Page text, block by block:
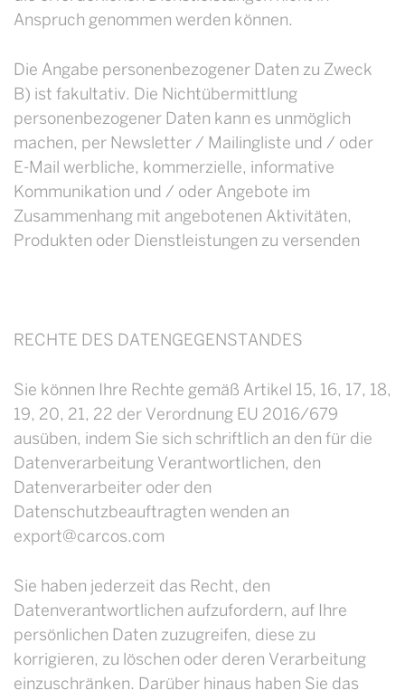
Anspruch genommen werden können.
Die Angabe personenbezogener Daten zu Zweck
B) ist fakultativ. Die Nichtübermittlung
personenbezogener Daten kann es unmöglich
machen, per Newsletter / Mailingliste und / oder
E-Mail werbliche, kommerzielle, informative
Kommunikation und / oder Angebote im
Zusammenhang mit angebotenen Aktivitäten,
Produkten oder Dienstleistungen zu versenden
RECHTE DES DATENGEGENSTANDES
Sie können Ihre Rechte gemäß Artikel 15, 16, 17, 18,
19, 20, 21, 22 der Verordnung EU 2016/679
ausüben, indem Sie sich schriftlich an den für die
Datenverarbeitung Verantwortlichen, den
Datenverarbeiter oder den
Datenschutzbeauftragten wenden an
export@carcos.com
Sie haben jederzeit das Recht, den
Datenverantwortlichen aufzufordern, auf Ihre
persönlichen Daten zuzugreifen, diese zu
korrigieren, zu löschen oder deren Verarbeitung
einzuschränken. Darüber hinaus haben Sie das